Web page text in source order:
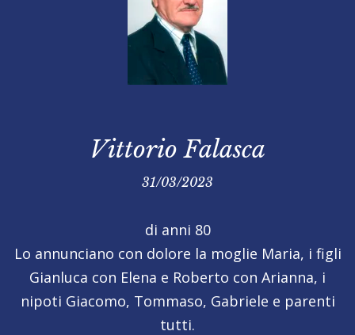
Vittorio Falasca
31/03/2023
di anni 80
Lo annunciano con dolore la moglie Maria, i figli
Gianluca con Elena e Roberto con Arianna, i
nipoti Giacomo, Tommaso, Gabriele e parenti
tutti.